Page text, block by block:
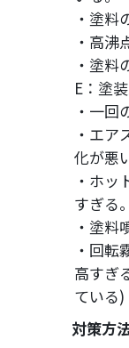
・塗料
・高沸
・塗料
E：塗
・一回
・エア
化が悪
・ホッ
すぎる。
・塗料
・回転
高すぎ
ている)
対策方